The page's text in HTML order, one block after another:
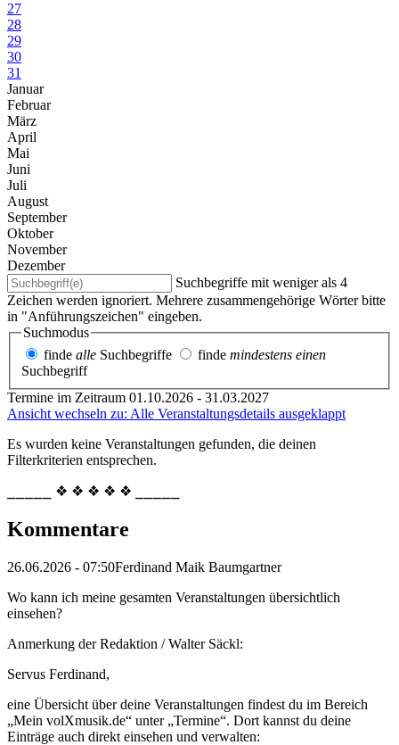
27
28
29
30
31
Januar
Februar
März
April
Mai
Juni
Juli
August
September
Oktober
November
Dezember
Suchbegriffe mit weniger als 4
Zeichen werden ignoriert. Mehrere zusammengehörige Wörter bitte
in "Anführungszeichen" eingeben.
Suchmodus
finde alle Suchbegriffe finde mindestens einen
Suchbegriff
Termine im Zeitraum 01.10.2026 - 31.03.2027
Ansicht wechseln zu: Alle Veranstaltungsdetails ausgeklappt
Es wurden keine Veranstaltungen gefunden, die deinen
Filterkriterien entsprechen.
⎯⎯⎯⎯⎯ ❖ ❖ ❖ ❖ ❖ ⎯⎯⎯⎯⎯
Kommentare
26.06.2026 - 07:50Ferdinand Maik Baumgartner
Wo kann ich meine gesamten Veranstaltungen übersichtlich
einsehen?
Anmerkung der Redaktion /Walter Säckl:
Servus Ferdinand,
eine Übersicht über deine Veranstaltungen findest du im Bereich
„Mein volXmusik.de“ unter „Termine“. Dort kannst du deine
Einträge auch direkt einsehen und verwalten: